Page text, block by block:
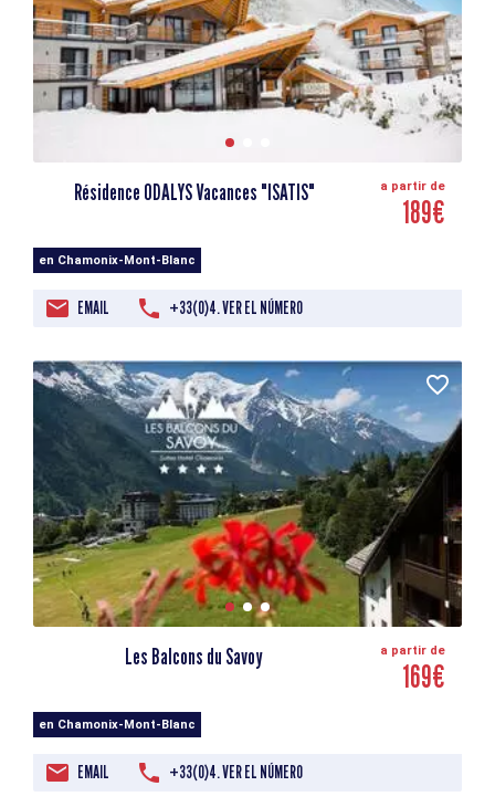
Résidence ODALYS Vacances "ISATIS" a partir de
189€
en Chamonix-Mont-Blanc
EMAIL +33(0)4. VER EL NÚMERO
Les Balcons du Savoy a partir de
169€
en Chamonix-Mont-Blanc
EMAIL +33(0)4. VER EL NÚMERO